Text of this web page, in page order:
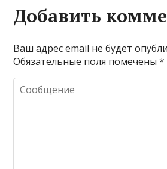
Добавить
Ваш адрес email не будет
Обязательные поля помечены*